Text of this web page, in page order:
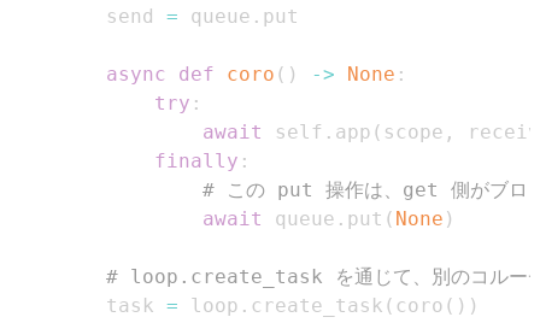
        send
= queue .
async def coro ( ) -> None :
try :
await
self . app ( scope ,
finally :
# この put 操作は、get 側がブロッ
await
queue . put ( None )
# loop.create_task を通じて、別のコルー
        task
= loop . create_task ( coro ( ) )